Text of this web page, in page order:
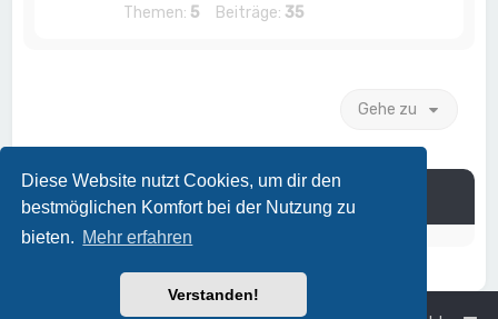
Diese Website nutzt Cookies, um dir den
bestmöglichen Komfort bei der Nutzung zu
bieten. Mehr erfahren
Verstanden!
Themen: 5 Beiträge: 35
Gehe zu
Information